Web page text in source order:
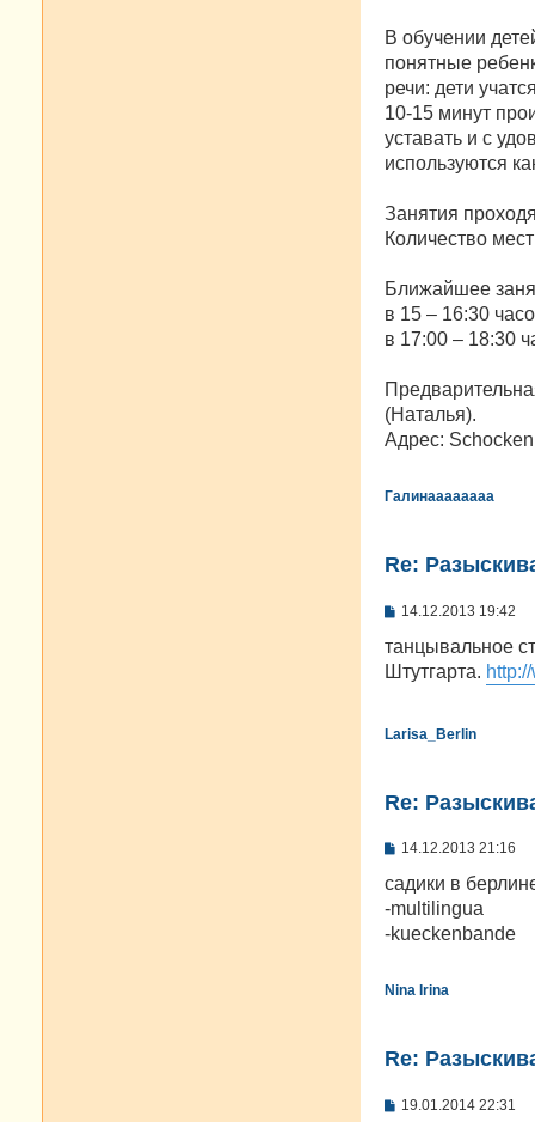
В обучении
понятные
речи: дети
10-15 минут
уставать и с
используются
Занятия
Количество
Ближайшее
в 15 – 16:30
в 17:00 – 18:30
(Наталья).
Адрес:
Галинаааааааа
Re:
С
о
щ
е
14.12.2013 19:42
танцывальное
Штутгарта.
Larisa_Berlin
Re:
С
о
щ
е
е
14.12.2013 21:16
садики в
-multilingua
-kueckenbande
Nina Irina
Re:
С19.01.2014 22:31